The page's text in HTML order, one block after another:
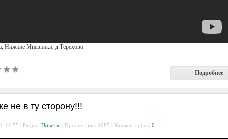
Нижние Мневники, д.Терехово.
Подробнее
не в ту сторону!!!
11:55 | Раздел: Повезло | Просмотров: 2685 | Комментариев: 0